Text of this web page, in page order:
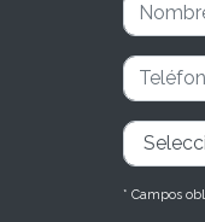
* Campos